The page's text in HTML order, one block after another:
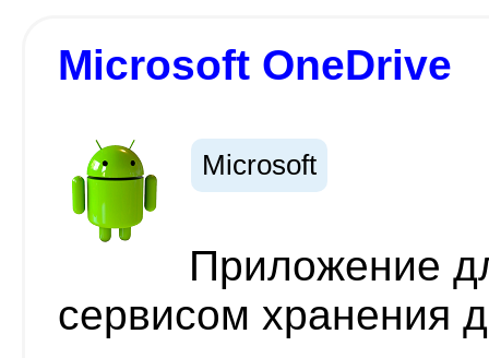
Microsoft OneDrive
Microsoft
Приложение
сервисом хранения